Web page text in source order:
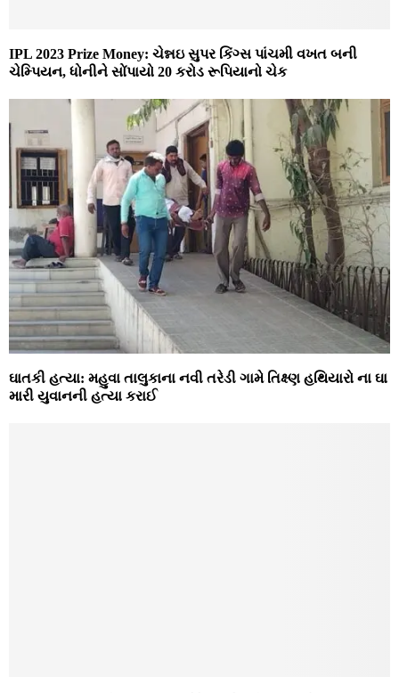
IPL 2023 Prize Money: ચેન્નઇ સુપર કિંગ્સ પાંચમી વખત બની
ચેમ્પિયન, ધોનીને સોંપાયો 20 કરોડ રૂપિયાનો ચેક
ઘાતકી હત્યા: મહુવા તાલુકાના નવી તરેડી ગામે તિક્ષ્ણ હથિયારો ના ઘા
મારી યુવાનની હત્યા કરાઈ